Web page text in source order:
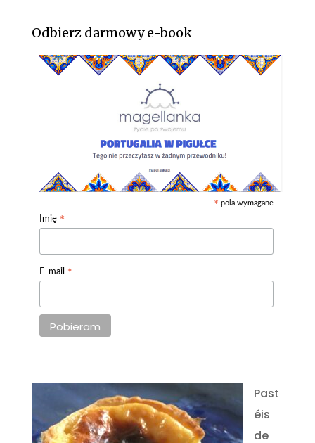
Odbierz darmowy e-book
* pola wymagane
Imię *
E-mail *
Past
éis
de